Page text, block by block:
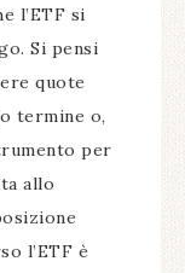
l’ETF si
Si pensi
quote
termine o,
per
allo
l’ETF è